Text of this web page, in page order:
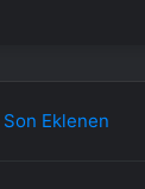
Son Eklenen